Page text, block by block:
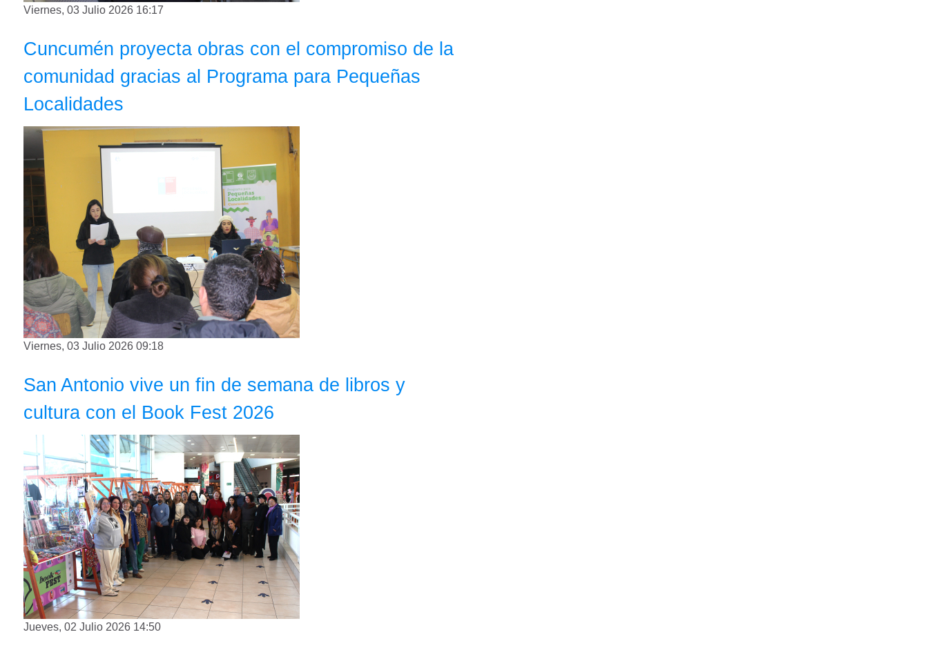
Viernes, 03 Julio 2026 16:17
Cuncumén proyecta obras con el compromiso de la
comunidad gracias al Programa para Pequeñas
Localidades
Viernes, 03 Julio 2026 09:18
San Antonio vive un fin de semana de libros y
cultura con el Book Fest 2026
Jueves, 02 Julio 2026 14:50